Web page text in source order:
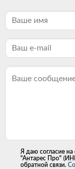
Я даю согласие
"Антарес Про"
обратной связи.